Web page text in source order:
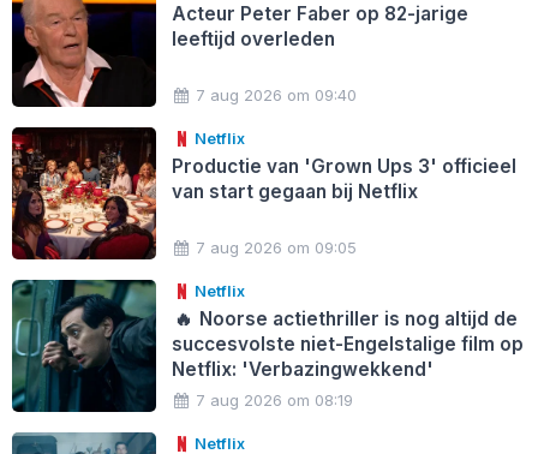
Acteur Peter Faber op 82-jarige
leeftijd overleden
7 aug 2026 om 09:40
Netflix
Productie van 'Grown Ups 3' officieel
van start gegaan bij Netflix
7 aug 2026 om 09:05
Netflix
🔥 Noorse actiethriller is nog altijd de
succesvolste niet-Engelstalige film op
Netflix: 'Verbazingwekkend'
7 aug 2026 om 08:19
Netflix